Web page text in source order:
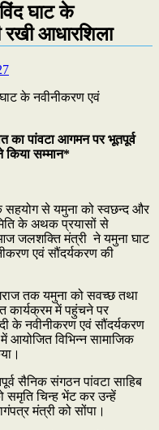
घाट के
रखी आधारशिला
का पांवटा आगमन पर भूतपूर्व
किया सम्मान*
सहयोग से यमुना को स्वछन्द और
के अथक प्रयासों से
जलशक्ति मंत्री ने यमुना घाट
एवं सौंदर्यकरण की
तक यमुना को सवच्छ तथा
कार्यक्रम में पहुंचने पर
के नवीनीकरण एवं सौंदर्यकरण
आयोजित विभिन्न सामाजिक
सैनिक संगठन पांवटा साहिब
समृति चिन्ह भेंट कर उन्हें
मंत्री को सोंपा।